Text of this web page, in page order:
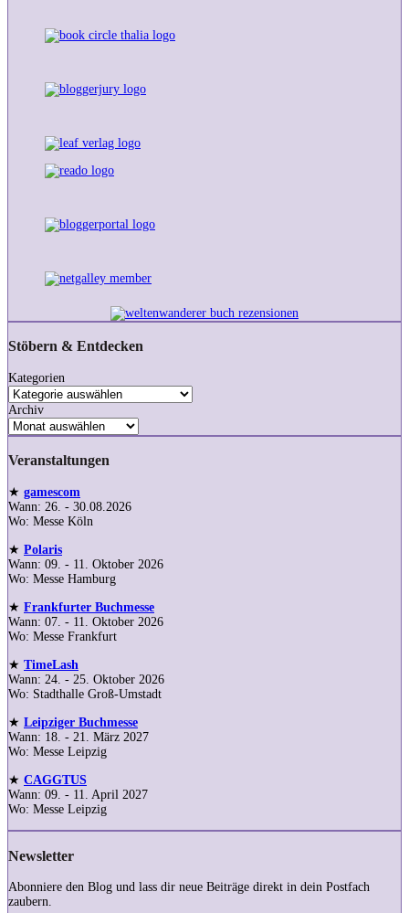
Stöbern & Entdecken
Kategorien
Archiv
Veranstaltungen
★ gamescom
Wann: 26. - 30.08.2026
Wo: Messe Köln
★ Polaris
Wann: 09. - 11. Oktober 2026
Wo: Messe Hamburg
★ Frankfurter Buchmesse
Wann: 07. - 11. Oktober 2026
Wo: Messe Frankfurt
★ TimeLash
Wann: 24. - 25. Oktober 2026
Wo: Stadthalle Groß-Umstadt
★ Leipziger Buchmesse
Wann: 18. - 21. März 2027
Wo: Messe Leipzig
★ CAGGTUS
Wann: 09. - 11. April 2027
Wo: Messe Leipzig
Newsletter
Abonniere den Blog und lass dir neue Beiträge direkt in dein Postfach
zaubern.